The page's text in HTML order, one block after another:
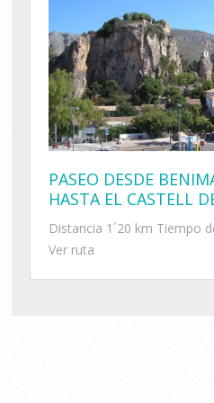
PASEO DESDE
HASTA EL CASTELL
Distancia 1´20 km Tiempo
Ver ruta